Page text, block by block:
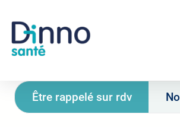
contenu
principal
Image
Être rappelé sur rdv